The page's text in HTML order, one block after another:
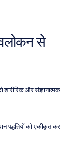
से
और संज्ञानात्मक
पद्धतियों को एकीकृत कर